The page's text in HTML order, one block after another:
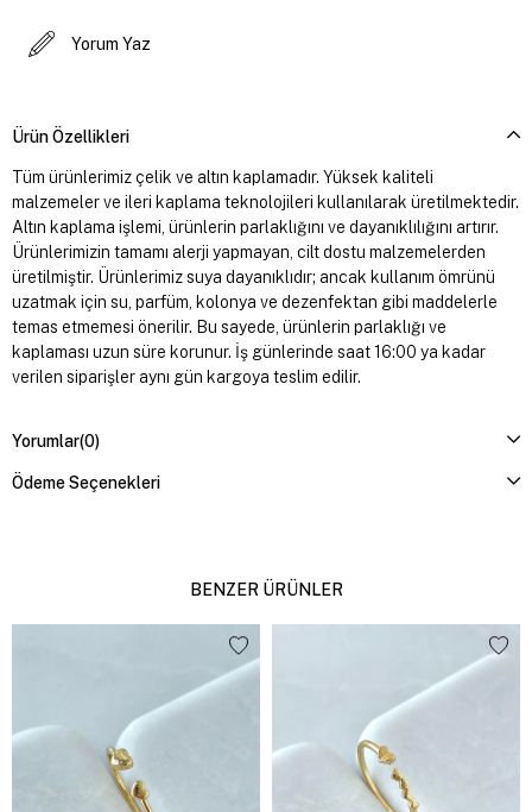
Yorum Yaz
Ürün Özellikleri
Tüm ürünlerimiz çelik ve altın kaplamadır. Yüksek kaliteli
malzemeler ve ileri kaplama teknolojileri kullanılarak üretilmektedir.
Altın kaplama işlemi, ürünlerin parlaklığını ve dayanıklılığını artırır.
Ürünlerimizin tamamı alerji yapmayan, cilt dostu malzemelerden
üretilmiştir. Ürünlerimiz suya dayanıklıdır; ancak kullanım ömrünü
uzatmak için su, parfüm, kolonya ve dezenfektan gibi maddelerle
temas etmemesi önerilir. Bu sayede, ürünlerin parlaklığı ve
kaplaması uzun süre korunur. İş günlerinde saat 16:00 ya kadar
verilen siparişler aynı gün kargoya teslim edilir.
Yorumlar(0)
Ödeme Seçenekleri
BENZER ÜRÜNLER